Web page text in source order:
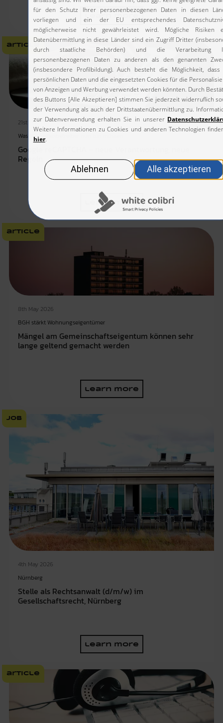
learn more
article
21st May 2026
Was Webseitenbetreiber nun tun müssen
Google reCAPTCHA – neue Verantwortung, neue
Regeln
learn more
article
8th May 2026
BGH stärkt Wohnungseigentümer
Mängel am Gemeinschaftseigentum können sehr
lange geltend gemacht werden
learn more
job
4th May 2026
Nürnberg
Stelle als Rechtsanwalt (d/m/w) im
Gesellschaftsrecht, Nürnberg
learn more
article